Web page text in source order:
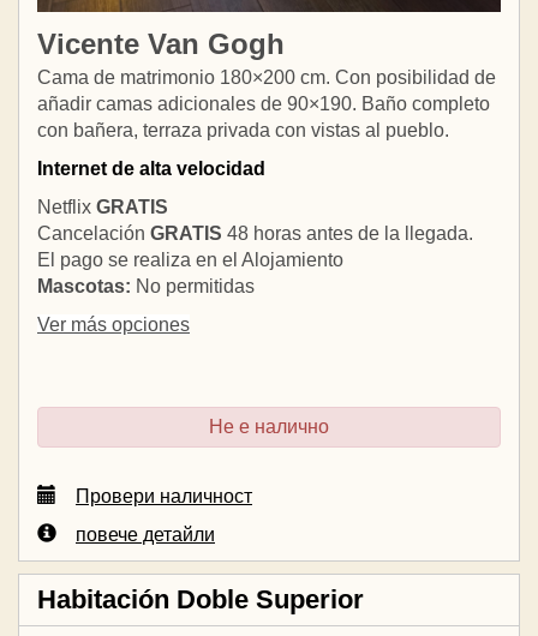
Vicente Van Gogh
Cama de matrimonio 180×200 cm. Con posibilidad de
añadir camas adicionales de 90×190. Baño completo
con bañera, terraza privada con vistas al pueblo.
Internet de alta velocidad
Netflix GRATIS
Cancelación GRATIS 48 horas antes de la llegada.
El pago se realiza en el Alojamiento
Mascotas: No permitidas
Ver más opciones
Не е налично
Провери наличност
повече детайли
Habitación Doble Superior